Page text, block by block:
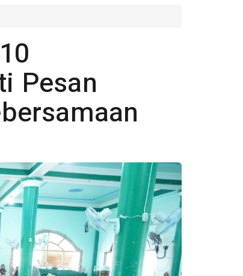
Pesan